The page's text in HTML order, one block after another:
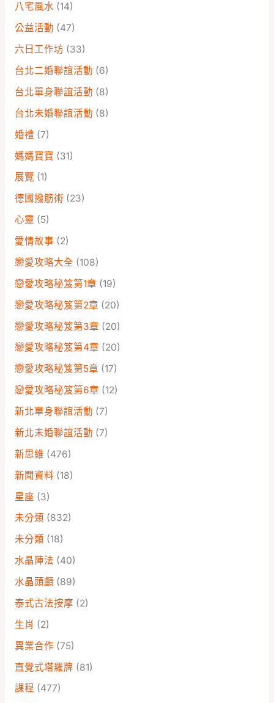
八宅風水 (14)
公益活動 (47)
六日工作坊 (33)
台北二婚聯誼活動 (6)
台北單身聯誼活動 (8)
台北未婚聯誼活動 (8)
婚禮 (7)
媽媽寶寶 (31)
展覽 (1)
德國撥筋術 (23)
心靈 (5)
愛情故事 (2)
戀愛攻略大全 (108)
戀愛攻略秘笈第1章 (19)
戀愛攻略秘笈第2章 (20)
戀愛攻略秘笈第3章 (20)
戀愛攻略秘笈第4章 (20)
戀愛攻略秘笈第5章 (17)
戀愛攻略秘笈第6章 (12)
新北單身聯誼活動 (7)
新北未婚聯誼活動 (7)
新思維 (476)
新聞資料 (18)
星座 (3)
未分類 (832)
未分類 (18)
水晶陣法 (40)
水晶頭顱 (89)
泰式古法按摩 (2)
生肖 (2)
異業合作 (75)
直覺式塔羅牌 (81)
課程 (477)